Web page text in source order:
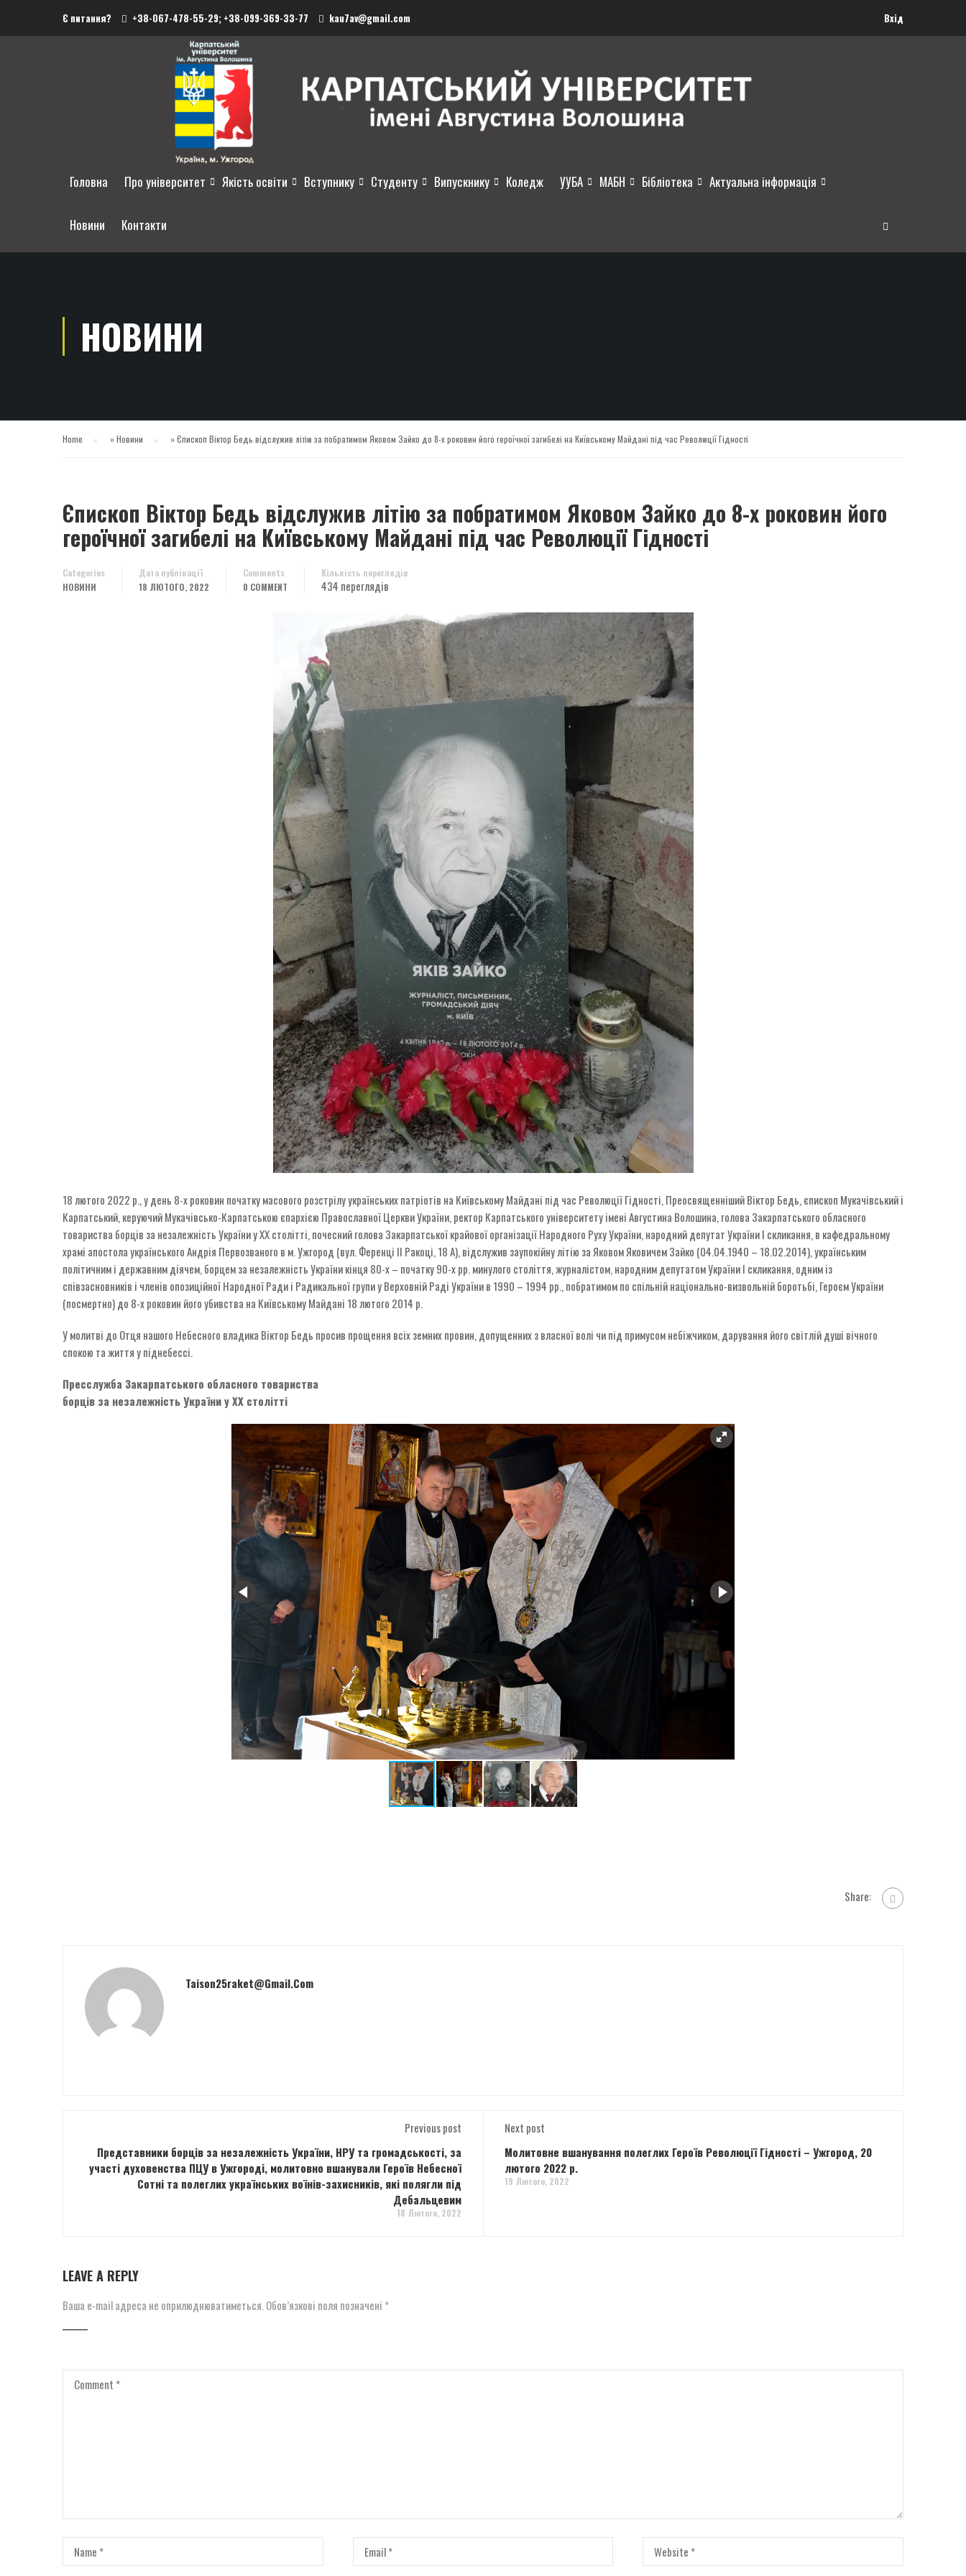
Є питання? +38-067-478-55-29; +38-099-369-33-77 kau7av@gmail.com Вхід
Головна Про університет Якість освіти Вступнику Студенту Випускнику Коледж УУБА МАБН Бібліотека Актуальна інформація
Новини Контакти
НОВИНИ
Home »Новини »Єпископ Віктор Бедь відслужив літію за побратимом Яковом Зайко до 8-х роковин його героїчної загибелі на Київському Майдані під час Революції Гідності
Єпископ Віктор Бедь відслужив літію за побратимом Яковом Зайко до 8-х роковин його
героїчної загибелі на Київському Майдані під час Революції Гідності
Categories
НОВИНИ
Дата публікації
18 ЛЮТОГО, 2022
Comments
0 COMMENT
Кількість переглядів
434 переглядів
18 лютого 2022 р., у день 8-х роковин початку масового розстрілу українських патріотів на Київському Майдані під час Революції Гідності, Преосвященніший Віктор Бедь, єпископ Мукачівський і
Карпатський, керуючий Мукачівсько-Карпатською єпархією Православної Церкви України, ректор Карпатського університету імені Августина Волошина, голова Закарпатського обласного
товариства борців за незалежність України у ХХ столітті, почесний голова Закарпатської крайової організації Народного Руху України, народний депутат України І скликання, в кафедральному
храмі апостола українського Андрія Первозваного в м. Ужгород (вул. Ференці ІІ Ракоці, 18 А), відслужив заупокійну літію за Яковом Яковичем Зайко (04.04.1940 – 18.02.2014), українським
політичним і державним діячем, борцем за незалежність України кінця 80-х – початку 90-х рр. минулого століття, журналістом, народним депутатом України І скликання, одним із
співзасновників і членів опозиційної Народної Ради і Радикальної групи у Верховній Раді України в 1990 – 1994 рр., побратимом по спільній національно-визвольній боротьбі, Героєм України
(посмертно) до 8-х роковин його убивства на Київському Майдані 18 лютого 2014 р.
У молитві до Отця нашого Небесного владика Віктор Бедь просив прощення всіх земних провин, допущенних з власної волі чи під примусом небіжчиком, дарування його світлій душі вічного
спокою та життя у піднебессі.
Пресслужба Закарпатського обласного товариства
борців за незалежність України у ХХ столітті
Share:
Taison25raket@gmail.com
Previous post
Представники борців за незалежність України, НРУ та громадськості, за
участі духовенства ПЦУ в Ужгороді, молитовно вшанували Героїв Небесної
Сотні та полеглих українських воїнів-захисників, які полягли під
Дебальцевим
18 Лютого, 2022
Next post
Молитовне вшанування полеглих Героїв Революції Гідності – Ужгород, 20
лютого 2022 р.
19 Лютого, 2022
LEAVE A REPLY
Ваша e-mail адреса не оприлюднюватиметься. Обов’язкові поля позначені *